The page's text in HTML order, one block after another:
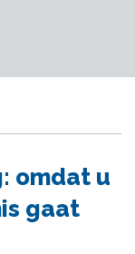
omdat u
gaat